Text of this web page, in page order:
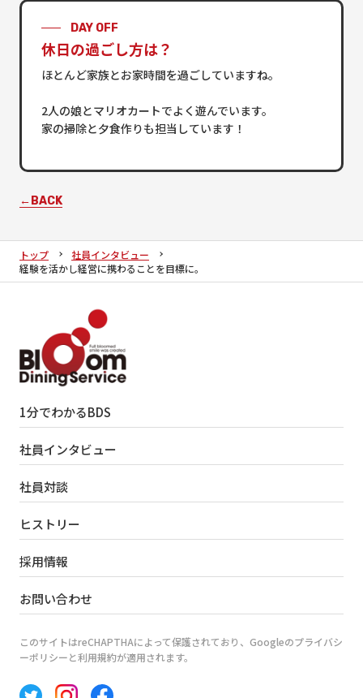
DAY OFF
休日の過ごし方は？
ほとんど家族とお家時間を過ごしていますね。
2人の娘とマリオカートでよく遊んでいます。
家の掃除と夕食作りも担当しています！
←BACK
トップ
社員インタビュー
経験を活かし経営に携わることを目標に。
1分でわかるBDS
社員インタビュー
社員対談
ヒストリー
採用情報
お問い合わせ
このサイトはreCHAPTHAによって保護されており、Googleのプライバシ
ーポリシーと利用規約が適用されます。